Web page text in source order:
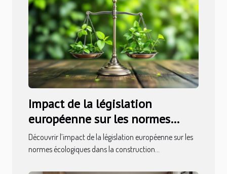
Impact de la législation
européenne sur les normes
écologiques dans la
construction
Découvrir l’impact de la législation européenne sur les
normes écologiques dans la construction...